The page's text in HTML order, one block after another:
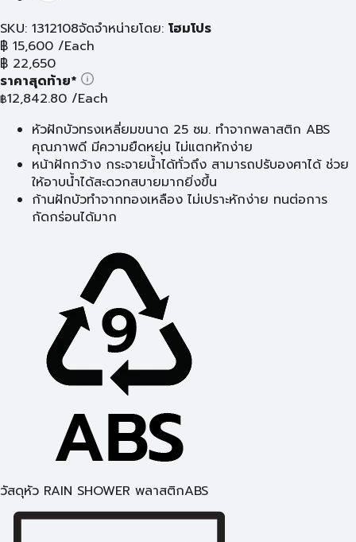
SKU: 1312108จัดจำหน่ายโดย: โฮมโปร
฿ 15,600 /Each
฿ 22,650
ราคาสุดท้าย*
฿12,842.80 /Each
หัวฝักบัวทรงเหลี่ยมขนาด 25 ซม. ทำจากพลาสติก ABS
คุณภาพดี มีความยืดหยุ่น ไม่แตกหักง่าย
หน้าฝักกว้าง กระจายน้ำได้ทั่วถึง สามารถปรับองศาได้ ช่วย
ให้อาบน้ำได้สะดวกสบายมากยิ่งขึ้น
ก้านฝักบัวทำจากทองเหลือง ไม่เปราะหักง่าย ทนต่อการ
กัดกร่อนได้มาก
วัสดุหัว RAIN SHOWER พลาสติกABS